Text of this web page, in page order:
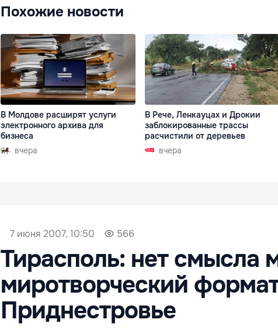
Похожие новости
В Молдове расширят услуги
электронного архива для
бизнеса
вчера
В Рече, Ленкауцах и Дрокии
заблокированные трассы
расчистили от деревьев
вчера
7 июня 2007, 10:50 566
Тирасполь: нет смысла
миротворческий
Приднестровье